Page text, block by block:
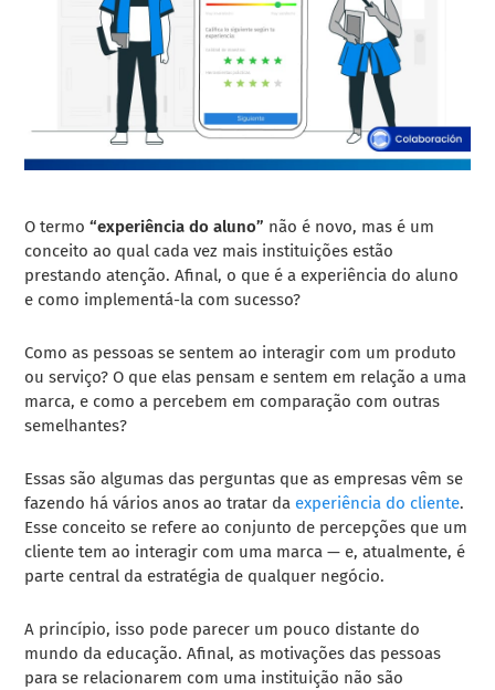
O termo“experiência do aluno” não é novo, mas é um
conceito ao qual cada vez mais instituições estão
prestando atenção. Afinal, o que é a experiência do aluno
e como implementá-la com sucesso?
Como as pessoas se sentem ao interagir com um produto
ou serviço? O que elas pensam e sentem em relação a uma
marca, e como a percebem em comparação com outras
semelhantes?
Essas são algumas das perguntas que as empresas vêm se
fazendo há vários anos ao tratar da experiência do cliente.
Esse conceito se refere ao conjunto de percepções que um
cliente tem ao interagir com uma marca — e, atualmente, é
parte central da estratégia de qualquer negócio.
A princípio, isso pode parecer um pouco distante do
mundo da educação. Afinal, as motivações das pessoas
para se relacionarem com uma instituição não são